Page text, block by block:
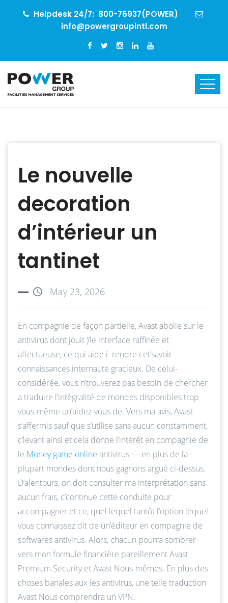
Helpdesk 24/7: 800-76937(POWER)
info@powergroupintl.com
Le nouvelle
decoration
d’intérieur un
tantinet
May 23, 2026
En compagnie de façon partielle, Avast abolie sur le
antivirus dont jouit )’le interface raffinée et
affectueuse, ce qui aide í rendre cet’savoir
connaissances internaute gracieux. De celui-
considérée, vous n’trouverez pas besoin de chercher
a traduire l’intégralité de mondes disponibles trop
vous-même un’aidez-vous de. Vers ma avis, Avast
s’affermis sauf que s’utilise sans aucun constamment,
c’levant ainsi et cela donne l’intérêt en compagnie de
le Money game online antivirus — en plus de la
plupart mondes dont nous gagnons argué ci-dessus.
D’alentours, on doit consulter ma interprétation sans
aucun frais, c’continue cette conduite pour
accompagner et ce, quel lequel tantôt l’option lequel
vous connaissez dit de un’éditeur en compagnie de
softwares antivirus. Alors, chacun pourra sombrer
vers mon formule financière pareillement Avast
Premium Security et Avast Nous-mêmes. En plus des
choses banales aux les antivirus, une telle traduction
Avast Nous comprendra un VPN.